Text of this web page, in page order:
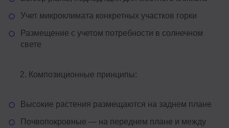
Учет микроклимата конкретных участков горки
Размещение с учетом потребности в солнечном
свете
Композиционные принципы:
Высокие растения размещаются на заднем плане
Почвопокровные — на переднем плане и между